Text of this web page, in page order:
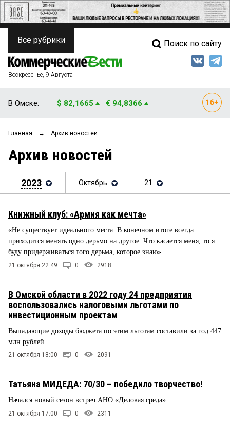
ПОЛИТИКА
ФИНАНСЫ
ОБЩЕСТВО
ЗАКОН
НОВОСТИ КОМПАНИЙ
СТИЛЬ ЖИЗНИ
Свежий выпуск
Блоги
Все рубрики Поиск по сайту
Воскресенье, 9 Августа
В Омске: $ 82,1665 € 94,8366
Главная → Архив новостей
Архив новостей
2023 Октябрь 21
Книжный клуб: «Армия как мечта»
«Не существует идеального места. В конечном итоге всегда
приходится менять одно дерьмо на другое. Что касается меня, то я
буду придерживаться того дерьма, которое знаю»
21 октября 22:49 0 2918
В Омской области в 2022 году 24 предприятия
воспользовались налоговыми льготами по
инвестиционным проектам
Выпадающие доходы бюджета по этим льготам составили за год 447
млн рублей
21 октября 18:00 0 2091
Татьяна МИДЕДА: 70/30 – победило творчество!
Начался новый сезон встреч АНО «Деловая среда»
21 октября 17:00 0 2311